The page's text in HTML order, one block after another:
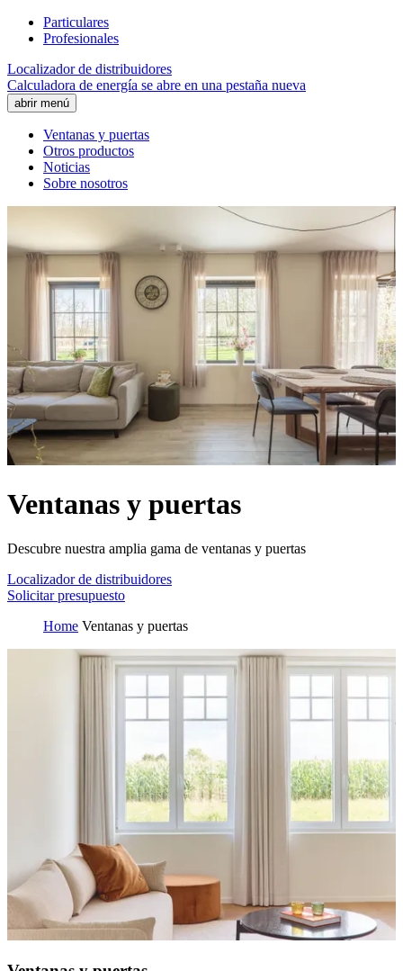
Particulares
Profesionales
Localizador de distribuidores
Calculadora de energía se abre en una pestaña nueva
abrir menú
Ventanas y puertas
Otros productos
Noticias
Sobre nosotros
Ventanas y puertas
Descubre nuestra amplia gama de ventanas y puertas
Localizador de distribuidores
Solicitar presupuesto
Home Ventanas y puertas